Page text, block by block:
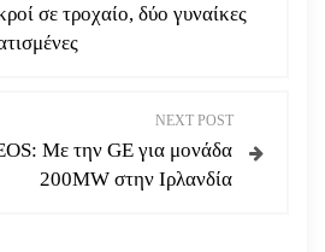
σε τροχαίο, δύο γυναίκες
NEXT POST
Με την GE για μονάδα
200MW στην Ιρλανδία